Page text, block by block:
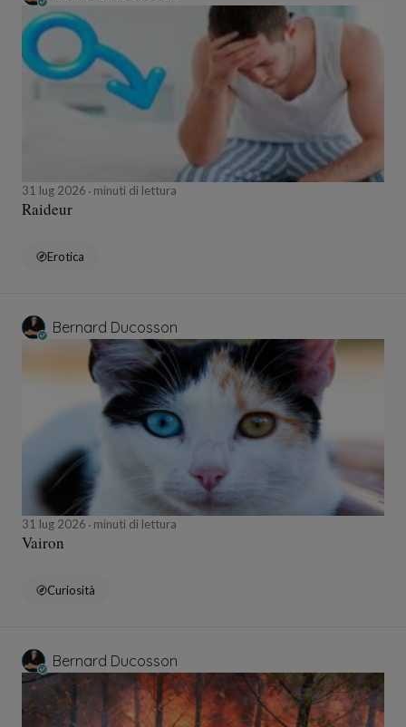
31 lug 2026 minuti di lettura
Raideur
Erotica
Bernard Ducosson
31 lug 2026 minuti di lettura
Vairon
Curiosità
Bernard Ducosson